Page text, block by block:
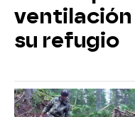
ventilación
su refugio